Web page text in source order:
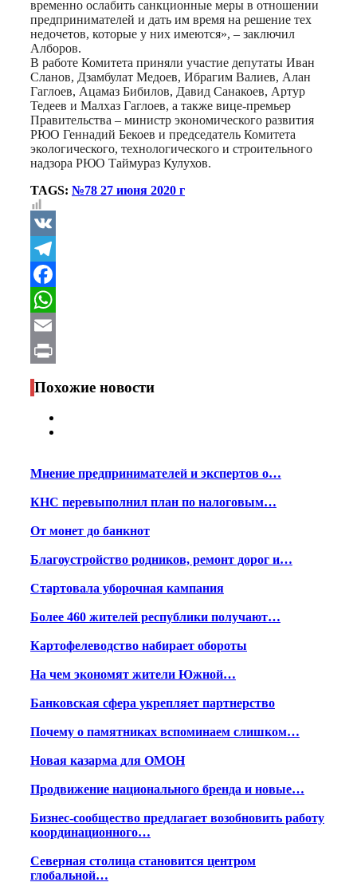
временно ослабить санкционные меры в отношении
предпринимателей и дать им время на решение тех
недочетов, которые у них имеются», – заключил
Алборов.
В работе Комитета приняли участие депутаты Иван
Сланов, Дзамбулат Медоев, Ибрагим Валиев, Алан
Гаглоев, Ацамаз Бибилов, Давид Санакоев, Артур
Тедеев и Малхаз Гаглоев, а также вице-премьер
Правительства – министр экономического развития
РЮО Геннадий Бекоев и председатель Комитета
экологического, технологического и строительного
надзора РЮО Таймураз Кулухов.
TAGS: №78 27 июня 2020 г
VK
Telegram
Facebook
WhatsApp
Email
Print
Похожие новости
Мнение предпринимателей и экспертов о…
КНС перевыполнил план по налоговым…
От монет до банкнот
Благоустройство родников, ремонт дорог и…
Стартовала уборочная кампания
Более 460 жителей республики получают…
Картофелеводство набирает обороты
На чем экономят жители Южной…
Банковская сфера укрепляет партнерство
Почему о памятниках вспоминаем слишком…
Новая казарма для ОМОН
Продвижение национального бренда и новые…
Бизнес-сообщество предлагает возобновить работу
координационного…
Северная столица становится центром
глобальной…